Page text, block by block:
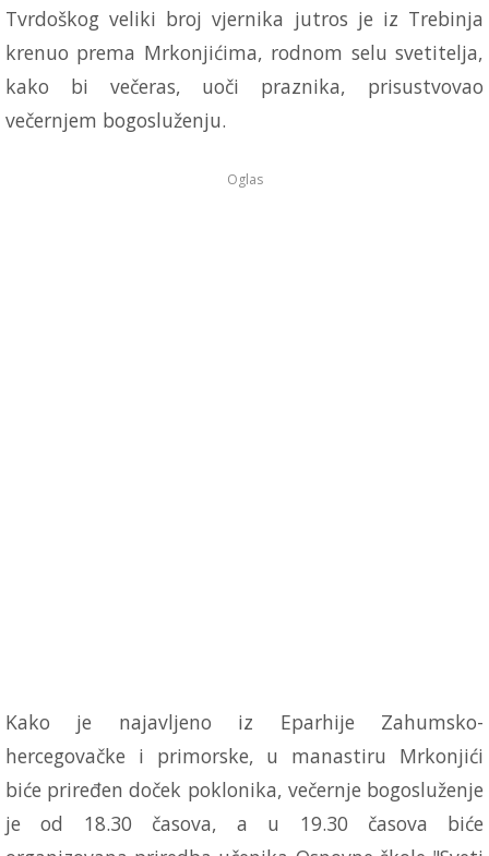
Tvrdoškog veliki broj vjernika jutros je iz Trebinja
krenuo prema Mrkonjićima, rodnom selu svetitelja,
kako bi večeras, uoči praznika, prisustvovao
večernjem bogosluženju.
Oglas
Kako je najavljeno iz Eparhije Zahumsko-
hercegovačke i primorske, u manastiru Mrkonjići
biće priređen doček poklonika, večernje bogosluženje
je od 18.30 časova, a u 19.30 časova biće